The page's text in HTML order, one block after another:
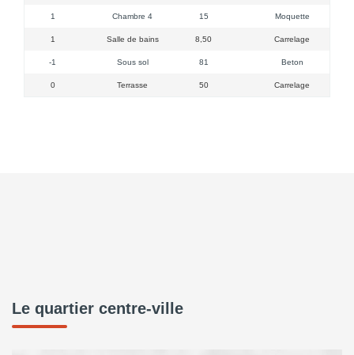
1 Chambre 4 15 Moquette
1 Salle de bains 8,50 Carrelage
-1 Sous sol 81 Beton
0 Terrasse 50 Carrelage
Le quartier centre-ville